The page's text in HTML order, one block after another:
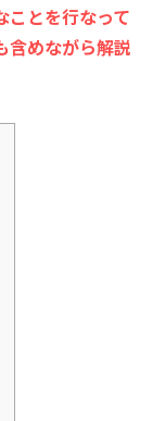
ことを行なって
含めながら解説